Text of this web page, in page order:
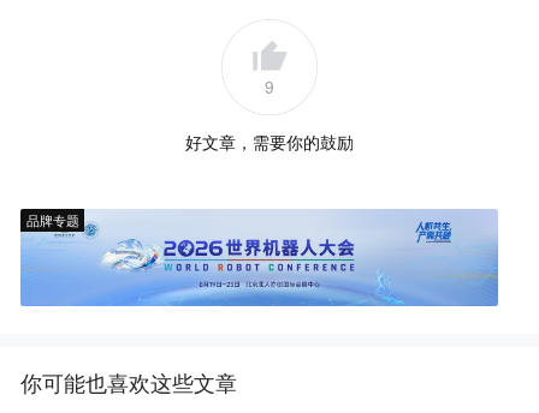
9
好文章，需要你的鼓励
品牌专题
你可能也喜欢这些文章